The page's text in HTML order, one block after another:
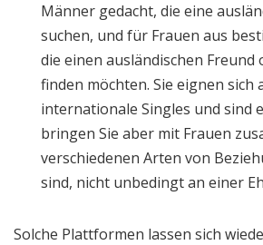
Männer gedacht, die eine
suchen, und für Frauen aus
die einen ausländischen Freund
finden möchten. Sie eignen sich
internationale Singles und sind
bringen Sie aber mit Frauen
verschiedenen Arten von
sind, nicht unbedingt an einer
Solche Plattformen lassen sich